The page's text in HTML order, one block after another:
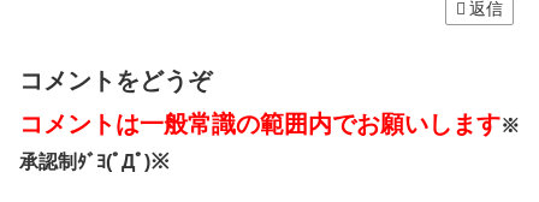
返信
コメントをどうぞ
コメントは一般常識の範囲内でお願いします※
承認制ﾀﾞﾖ(ﾟДﾟ)※